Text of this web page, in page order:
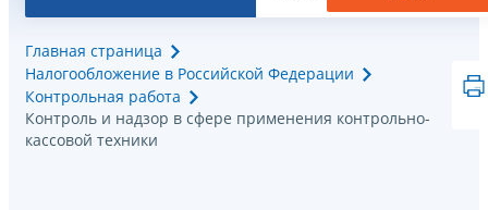
Главная страница
Налогообложение в Российской Федерации
Контрольная работа
Контроль и надзор в сфере применения контрольно-
кассовой техники